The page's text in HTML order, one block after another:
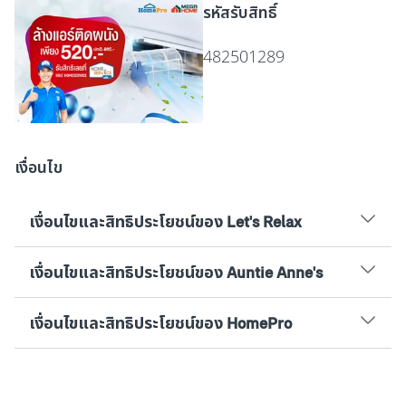
รหัสรับสิทธิ์
482501289
เงื่อนไข
เงื่อนไขและสิทธิประโยชน์ของ Let's Relax
เงื่อนไขและสิทธิประโยชน์ของ Auntie Anne's
เงื่อนไขและสิทธิประโยชน์ของ HomePro